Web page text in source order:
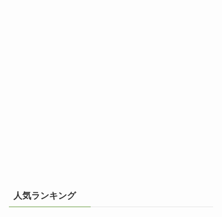
人気ランキング